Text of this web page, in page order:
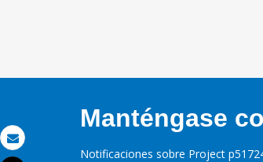
Correo electrónico
Manténgase
Notificaciones sobre Project